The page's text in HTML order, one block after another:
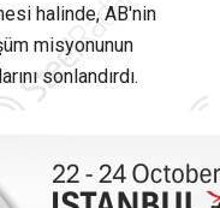
halinde, AB'nin
misyonunun
sonlandırdı.